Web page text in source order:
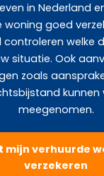
in Nederland
woning goed
controleren welke
situatie. Ook
zoals
kunnen
meegenomen.
mijn verhuurde
verzekeren